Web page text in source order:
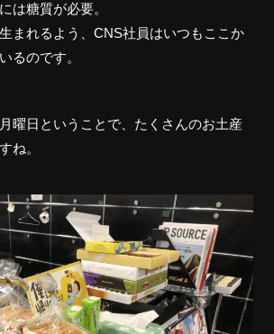
は糖質が必要。
まれるよう、CNS社員はいつもここか
るのです。
曜日ということで、たくさんのお土産
ね。